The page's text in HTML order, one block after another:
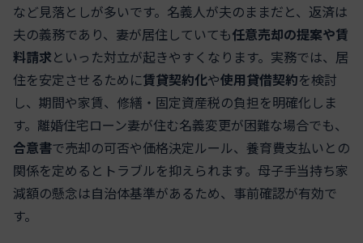
など見落としが多いです。名義人が夫のままだと、返済は
夫の義務であり、妻が居住していても任意売却の提案や賃
料請求といった対立が起きやすくなります。実務では、居
住を安定させるために賃貸契約化や使用貸借契約を検討
し、期間や家賃、修繕・固定資産税の負担を明確化しま
す。離婚住宅ローン妻が住む名義変更が困難な場合でも、
合意書で売却の可否や価格決定ルール、養育費支払いとの
関係を定めるとトラブルを抑えられます。母子手当持ち家
減額の懸念は自治体基準があるため、事前確認が有効で
す。